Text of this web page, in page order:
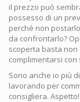
il prezzo può
possesso di un
perchè non
da confrontarlo?
scoperta basta
complimentarsi
Sono anche io più
lavorando per
consigliera. Aspetto!